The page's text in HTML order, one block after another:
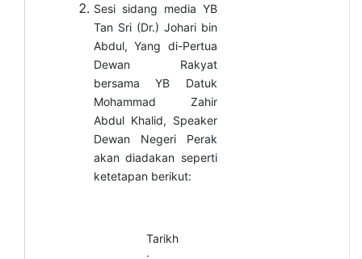
Sesi sidang media YB
Tan Sri (Dr.) Johari bin
Abdul, Yang di-Pertua
Dewan Rakyat
bersama YB Datuk
Mohammad Zahir
Abdul Khalid, Speaker
Dewan Negeri Perak
akan diadakan seperti
ketetapan berikut:
Tarikh